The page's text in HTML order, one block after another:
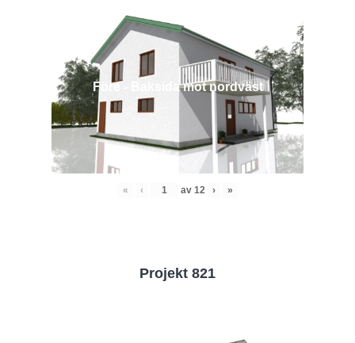
Före - Baksida mot nordväst
« ‹ av 12 › »
Projekt 821